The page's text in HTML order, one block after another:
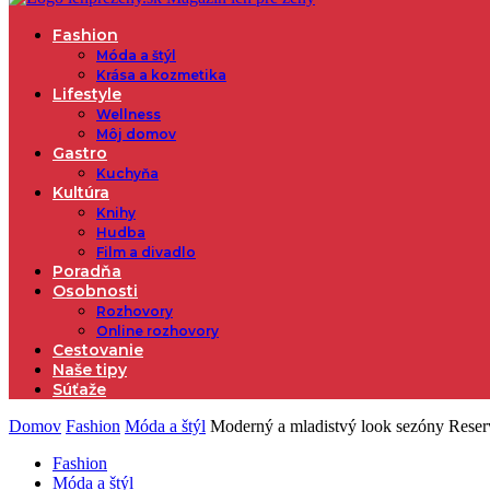
Fashion
Móda a štýl
Krása a kozmetika
Lifestyle
Wellness
Môj domov
Gastro
Kuchyňa
Kultúra
Knihy
Hudba
Film a divadlo
Poradňa
Osobnosti
Rozhovory
Online rozhovory
Cestovanie
Naše tipy
Súťaže
Domov Fashion Móda a štýl Moderný a mladistvý look sezóny
Fashion
Móda a štýl